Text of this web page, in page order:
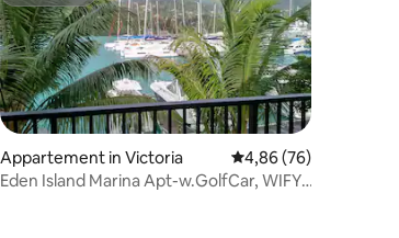
Appartement in Victoria Gemiddelde
4,86 (76)
Eden Island Marina Apt-w.GolfCar, WIFY,